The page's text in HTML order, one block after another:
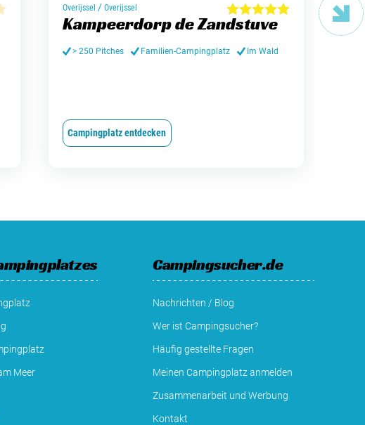
Overijssel / Overijssel
Kampeerdorp de Zandstuve
> 250 Pitches Familien-Campingplatz Im Wald
Campingplatz entdecken
Meer
Campingsucher.de
Nachrichten / Blog
Wer ist Campingsucher?
Häufig gestellte Fragen
Meinen Campingplatz anmelden
Zusammenarbeit und Werbung
Kontakt